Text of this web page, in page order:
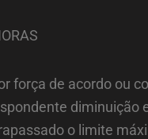
força de acordo ou
o limite